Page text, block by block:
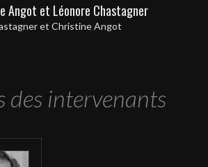
Angot et Léonore Chastagner
et Christine Angot
des intervenants